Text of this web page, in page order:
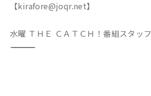
【kirafore@joqr.net】
水曜 ＴＨＥ ＣＡＴＣＨ！番組スタッフ
―――――――――――――――――――――――――――――――――――――――――